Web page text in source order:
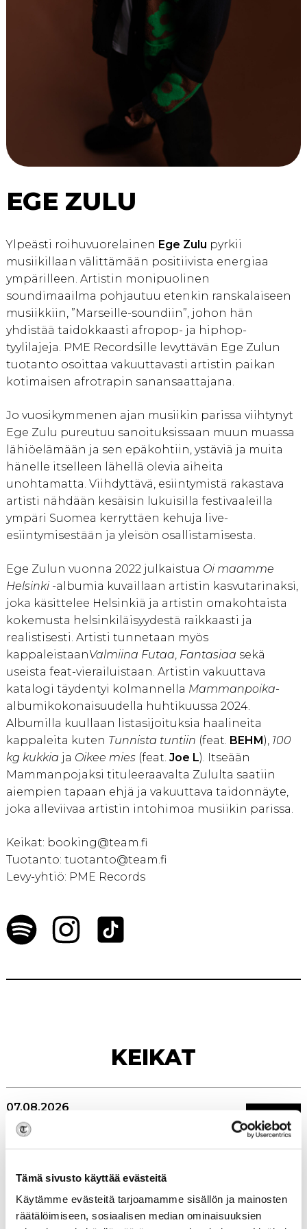
Tämä sivusto käyttää evästeitä
Käytämme evästeitä tarjoamamme sisällön ja mainosten
räätälöimiseen, sosiaalisen median ominaisuuksien
EGE ZULU
Ylpeästi roihuvuorelainen Ege Zulu pyrkii
musiikillaan välittämään positiivista energiaa
ympärilleen. Artistin monipuolinen
soundimaailma pohjautuu etenkin ranskalaiseen
musiikkiin, ”Marseille-soundiin”, johon hän
yhdistää taidokkaasti afropop- ja hiphop-
tyylilajeja. PME Recordsille levyttävän Ege Zulun
tuotanto osoittaa vakuuttavasti artistin paikan
kotimaisen afrotrapin sanansaattajana.
Jo vuosikymmenen ajan musiikin parissa viihtynyt
Ege Zulu pureutuu sanoituksissaan muun muassa
lähiöelämään ja sen epäkohtiin, ystäviä ja muita
hänelle itselleen lähellä olevia aiheita
unohtamatta. Viihdyttävä, esiintymistä rakastava
artisti nähdään kesäisin lukuisilla festivaaleilla
ympäri Suomea kerryttäen kehuja live-
esiintymisestään ja yleisön osallistamisesta.
Ege Zulun vuonna 2022 julkaistua Oi maamme
Helsinki -albumia kuvaillaan artistin kasvutarinaksi,
joka käsittelee Helsinkiä ja artistin omakohtaista
kokemusta helsinkiläisyydestä raikkaasti ja
realistisesti. Artisti tunnetaan myös
kappaleistaanValmiina Futaa, Fantasiaa sekä
useista feat-vierailuistaan. Artistin vakuuttava
katalogi täydentyi kolmannella Mammanpoika-
albumikokonaisuudella huhtikuussa 2024.
Albumilla kuullaan listasijoituksia haalineita
kappaleita kuten Tunnista tuntiin (feat. BEHM), 100
kg kukkia ja Oikee mies (feat. Joe L). Itseään
Mammanpojaksi tituleeraavalta Zululta saatiin
aiempien tapaan ehjä ja vakuuttava taidonnäyte,
joka alleviivaa artistin intohimoa musiikin parissa.
Keikat: booking@team.fi
Tuotanto: tuotanto@team.fi
Levy-yhtiö: PME Records
KEIKAT
07.08.2026
Holjat, Forssa
LIPUT
Wiinijuhlat, Hamina